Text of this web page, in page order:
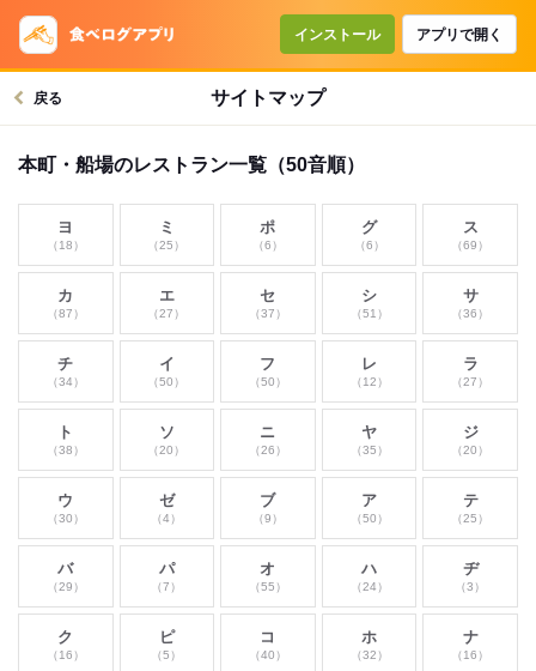
インストール アプリで開く
サイトマップ
戻る
本町・船場のレストラン一覧（50音順）
ヨ
（18）
ミ
（25）
ポ
（6）
グ
（6）
ス
（69）
カ
（87）
エ
（27）
セ
（37）
シ
（51）
サ
（36）
チ
（34）
イ
（50）
フ
（50）
レ
（12）
ラ
（27）
ト
（38）
ソ
（20）
ニ
（26）
ヤ
（35）
ジ
（20）
ウ
（30）
ゼ
（4）
ブ
（9）
ア
（50）
テ
（25）
バ
（29）
パ
（7）
オ
（55）
ハ
（24）
ヂ
（3）
ク
（16）
ピ
（5）
コ
（40）
ホ
（32）
ナ
（16）